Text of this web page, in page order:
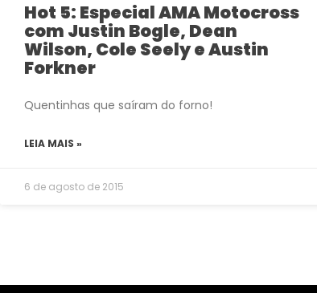
Hot 5: Especial AMA Motocross
com Justin Bogle, Dean
Wilson, Cole Seely e Austin
Forkner
Quentinhas que saíram do forno!
LEIA MAIS »
6 de agosto de 2015